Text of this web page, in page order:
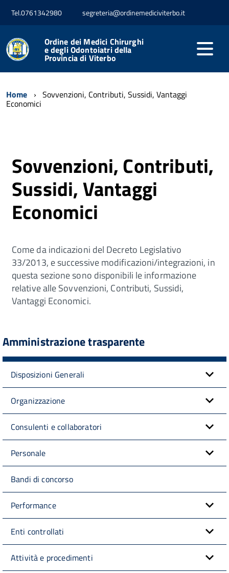
Tel.0761342980 segreteria@ordinemediciviterbo.it
Ordine dei Medici Chirurghi
e degli Odontoiatri della
Provincia di Viterbo
Home Sovvenzioni, Contributi, Sussidi, Vantaggi
Economici
Sovvenzioni, Contributi,
Sussidi, Vantaggi
Economici
Come da indicazioni del Decreto Legislativo
33/2013, e successive modificazioni/integrazioni, in
questa sezione sono disponibili le informazione
relative alle Sovvenzioni, Contributi, Sussidi,
Vantaggi Economici.
Amministrazione trasparente
Disposizioni Generali
Organizzazione
Consulenti e collaboratori
Personale
Bandi di concorso
Performance
Enti controllati
Attività e procedimenti